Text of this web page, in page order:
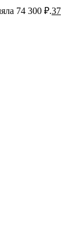
74 300 ₽.37